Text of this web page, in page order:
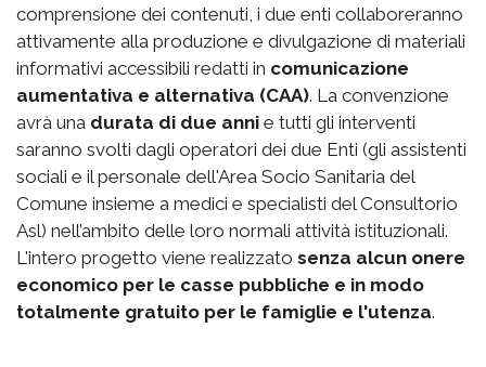
comprensione dei contenuti, i due enti collaboreranno
attivamente alla produzione e divulgazione di materiali
informativi accessibili redatti in comunicazione
aumentativa e alternativa (CAA). La convenzione
avrà una durata di due anni e tutti gli interventi
saranno svolti dagli operatori dei due Enti (gli assistenti
sociali e il personale dell'Area Socio Sanitaria del
Comune insieme a medici e specialisti del Consultorio
Asl) nell’ambito delle loro normali attività istituzionali.
L'intero progetto viene realizzato senza alcun onere
economico per le casse pubbliche e in modo
totalmente gratuito per le famiglie e l'utenza.